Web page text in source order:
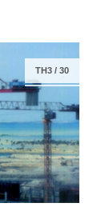
TH3/ 30